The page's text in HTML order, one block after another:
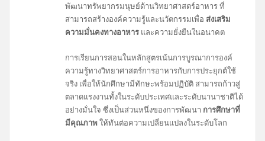
พัฒนาทรัพยากรมนุษย์ด้านวิทยาศาสตร์อาหาร ที่
สามารถสร้างองค์ความรู้และนวัตกรรมเพื่อ ส่งเสริม
ความมั่นคงทางอาหาร และความยั่งยืนในอนาคต
การเรียนการสอนในหลักสูตรเน้นการบูรณาการองค์
ความรู้ทางวิทยาศาสตร์การอาหารกับการประยุกต์ใช้
จริง เพื่อให้นักศึกษามีทักษะพร้อมปฏิบัติ สามารถก้าวสู่
ตลาดแรงงานทั้งในระดับประเทศและระดับนานาชาติได้
อย่างมั่นใจ ซึ่งเป็นส่วนหนึ่งของการพัฒนา การศึกษาที่
มีคุณภาพให้ทันต่อความเปลี่ยนแปลงในระดับโลก